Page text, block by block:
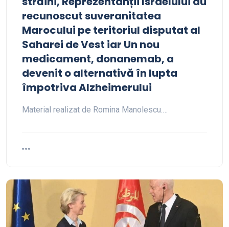
recunoscut suveranitatea
Marocului pe teritoriul disputat al
Saharei de Vest iar Un nou
medicament, donanemab, a
devenit o alternativă în lupta
împotriva Alzheimerului
Material realizat de Romina Manolescu.…